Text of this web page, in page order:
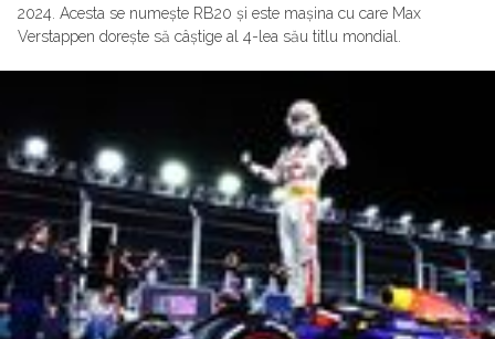
2024. Acesta se numește RB20 și este mașina cu care Max
Verstappen dorește să câștige al 4-lea său titlu mondial.